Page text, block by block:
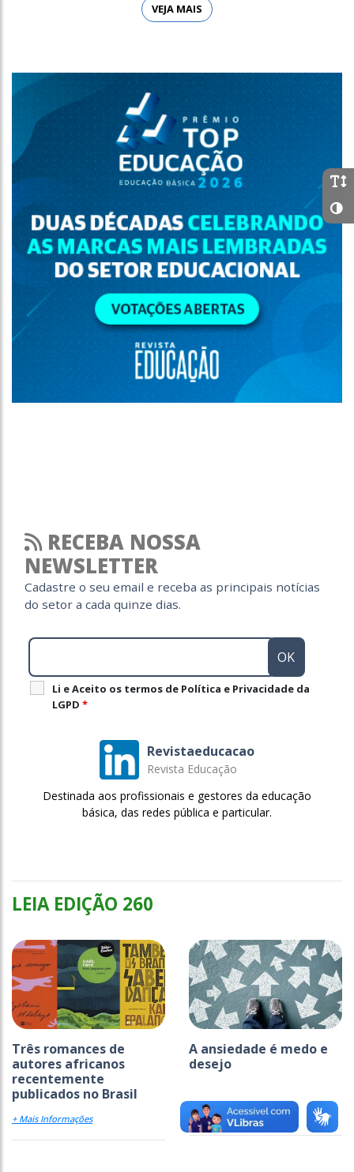
VEJA MAIS
RECEBA NOSSA
NEWSLETTER
Cadastre o seu email e receba as principais notícias
do setor a cada quinze dias.
Li e Aceito os termos de Política e Privacidade da
LGPD *
Revistaeducacao
Revista Educação
Destinada aos profissionais e gestores da educação
básica, das redes pública e particular.
LEIA EDIÇÃO 260
Três romances de
autores africanos
recentemente
publicados no Brasil
+ Mais Informações
A ansiedade é medo e
desejo
+ Mais Informações